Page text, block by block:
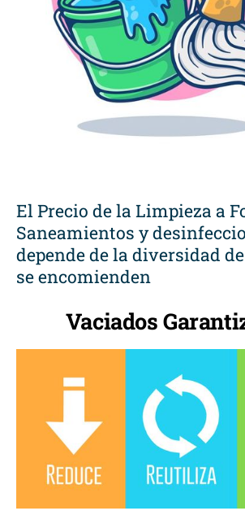
El Precio de la Limpieza a
Saneamientos y
depende de la diversidad
se encomienden
Vaciados